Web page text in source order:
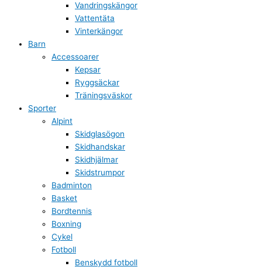
Vandringskängor
Vattentäta
Vinterkängor
Barn
Accessoarer
Kepsar
Ryggsäckar
Träningsväskor
Sporter
Alpint
Skidglasögon
Skidhandskar
Skidhjälmar
Skidstrumpor
Badminton
Basket
Bordtennis
Boxning
Cykel
Fotboll
Benskydd fotboll